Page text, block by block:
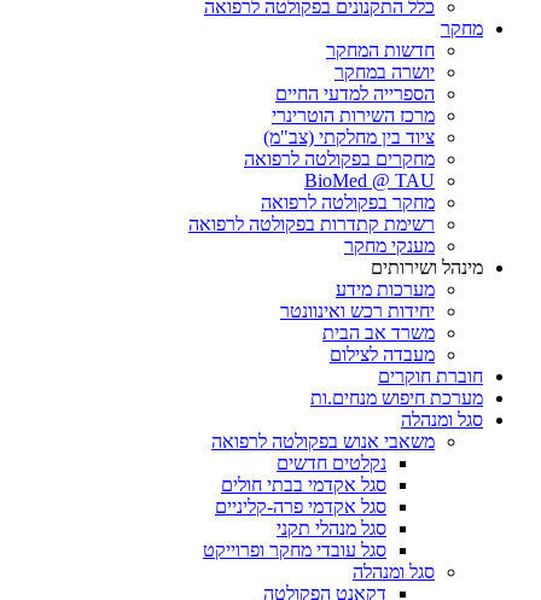
כלל התקנונים בפקולטה לרפואה
מחקר
חדשות המחקר
יושרה במחקר
הספרייה למדעי החיים
מרכז השירות הוטרינרי
ציוד בין מחלקתי (צב"מ)
מחקרים בפקולטה לרפואה
BioMed @ TAU
מחקר בפקולטה לרפואה
רשימת קתדרות בפקולטה לרפואה
מענקי מחקר
מינהל ושירותים
מערכות מידע
יחידות רכש ואינוונטר
משרד אב הבית
מעבדה לצילום
חוברת חוקרים
מערכת חיפוש מנחים.ות
סגל ומנהלה
משאבי אנוש בפקולטה לרפואה
נקלטים חדשים
סגל אקדמי בבתי חולים
סגל אקדמי פרה-קליניים
סגל מנהלי תקני
סגל עובדי מחקר ופרוייקט
סגל ומנהלה
דקאנט הפקולטה